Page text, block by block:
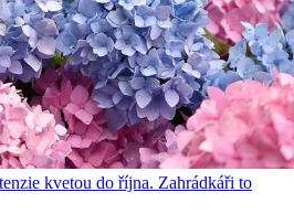
kvetou do října. Zahrádkáři to